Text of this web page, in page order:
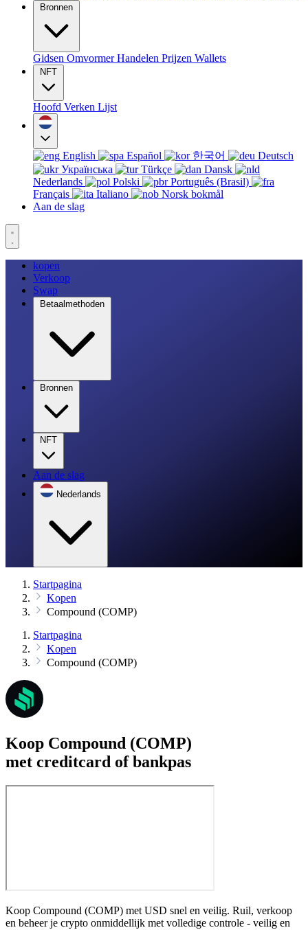
Bronnen
Gidsen OmvormerHandelen Prijzen Wallets
NFT
Hoofd Verken Lijst
English Español 한국어
Deutsch
Українська
Türkçe
Dansk
Nederlands
Polski
Português (Brasil)
Français
Italiano
Norsk bokmål
Aan de slag
kopen
Verkoop
Swap
Betaalmethoden
Bronnen
NFT
Aan de slag
Nederlands
Startpagina
Kopen
Compound (COMP)
Startpagina
Kopen
Compound (COMP)
Koop Compound (COMP)
met creditcard of bankpas
Koop Compound (COMP) met USD snel en veilig. Ruil, verkoop
en beheer je crypto onmiddellijk met volledige controle - veilig en